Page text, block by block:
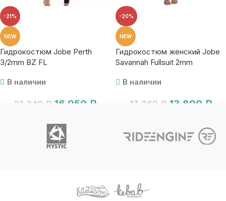
-21%
NEW
Гидрокостюм Jobe Perth
3/2mm BZ FL
В наличии
21 340 ₽ 16 950 ₽
-20%
NEW
Гидрокостюм женский Jobe
Savannah Fullsuit 2mm
В наличии
17 360 ₽ 13 890 ₽